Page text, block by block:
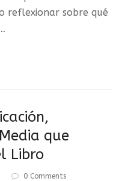
reflexionar sobre qué
que
Libro
0 Comments